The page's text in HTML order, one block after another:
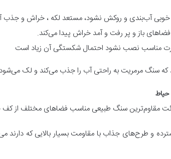
خوبی آب‌بندی و روکش نشود، مستعد لکه ، خراش و
باز و پر رفت و آمد خراش پیدا می‌کند.
مناسب نصب نشود احتمال شکستگی آن زیاد است
که سنگ مرمریت به راحتی آب را جذب می‌کند و لک
مقاوم‌ترین سنگ طبیعی مناسب فضاهای مختلف از
و طرح‌های جذاب با مقاومت بسیار بالایی که